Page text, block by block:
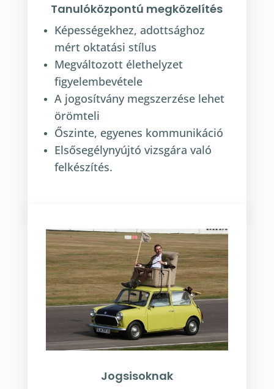
Tanulóközpontú megközelítés
Képességekhez, adottsághoz
mért oktatási stílus
Megváltozott élethelyzet
figyelembevétele
A jogosítvány megszerzése lehet
örömteli
Őszinte, egyenes kommunikáció
Elsősegélynyújtó vizsgára való
felkészítés.
Jogsisoknak